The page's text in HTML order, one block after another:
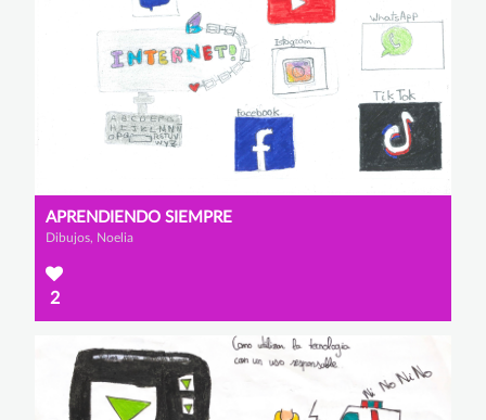
APRENDIENDO SIEMPRE
Dibujos, Noelia
2